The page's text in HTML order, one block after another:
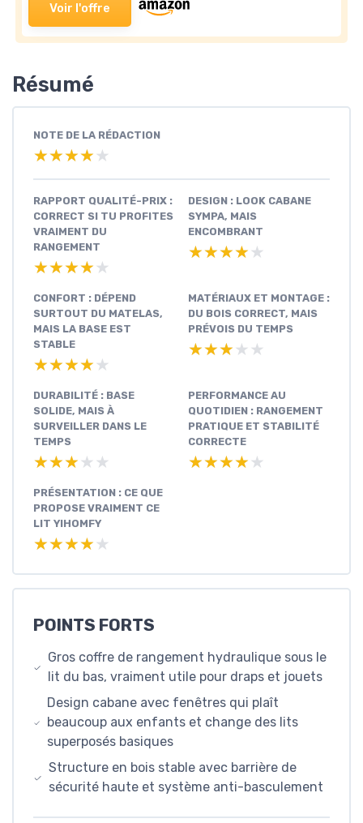
Voir l'offre
Résumé
NOTE DE LA RÉDACTION
★★★★★
★★★★★
RAPPORT QUALITÉ-PRIX :
CORRECT SI TU PROFITES
VRAIMENT DU
RANGEMENT
★★★★★
★★★★★
DESIGN : LOOK CABANE
SYMPA, MAIS
ENCOMBRANT
★★★★★
★★★★★
CONFORT : DÉPEND
SURTOUT DU MATELAS,
MAIS LA BASE EST
STABLE
★★★★★
★★★★★
MATÉRIAUX ET MONTAGE :
DU BOIS CORRECT, MAIS
PRÉVOIS DU TEMPS
★★★★★
★★★★★
DURABILITÉ : BASE
SOLIDE, MAIS À
SURVEILLER DANS LE
TEMPS
★★★★★
★★★★★
PERFORMANCE AU
QUOTIDIEN : RANGEMENT
PRATIQUE ET STABILITÉ
CORRECTE
★★★★★
★★★★★
PRÉSENTATION : CE QUE
PROPOSE VRAIMENT CE
LIT YIHOMFY
★★★★★
★★★★★
POINTS FORTS
Gros coffre de rangement hydraulique sous le
lit du bas, vraiment utile pour draps et jouets
Design cabane avec fenêtres qui plaît
beaucoup aux enfants et change des lits
superposés basiques
Structure en bois stable avec barrière de
sécurité haute et système anti-basculement